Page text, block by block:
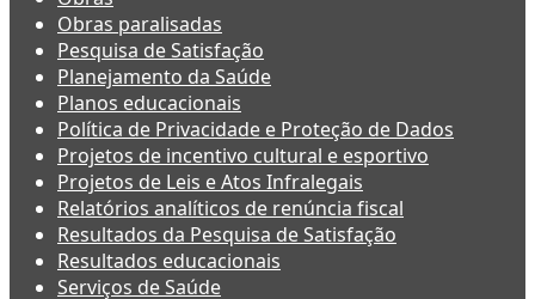
Obras paralisadas
Pesquisa de Satisfação
Planejamento da Saúde
Planos educacionais
Política de Privacidade e Proteção de Dados
Projetos de incentivo cultural e esportivo
Projetos de Leis e Atos Infralegais
Relatórios analíticos de renúncia fiscal
Resultados da Pesquisa de Satisfação
Resultados educacionais
Serviços de Saúde